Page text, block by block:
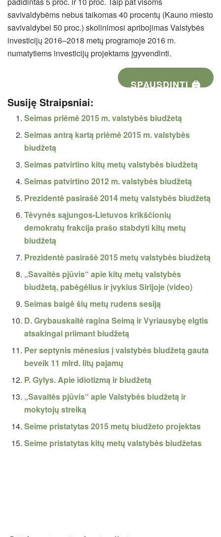
savivaldybėms nebus taikomas 40 procentų (Kauno miesto
savivaldybei 50 proc.) skolinimosi apribojimas Valstybės
investicijų 2016–2018 metų programoje 2016 m.
numatytiems investicijų projektams įgyvendinti.
SPAUSDINTI 🖨
Susiję Straipsniai:
Seimas priėmė 2015 m. valstybės biudžetą
Seimas antrą kartą priėmė 2015 m. valstybės
biudžetą
Seimas patvirtino kitų metų valstybės biudžetą
Seimas patvirtino 2012 m. valstybės biudžetą
Prezidentė pasirašė 2014 metų valstybės biudžetą
Tėvynės sąjungos-Lietuvos krikščionių
demokratų frakcija prašo stabdyti kitų metų
biudžetą
Prezidentė pasirašė 2015 metų valstybės biudžetą
„Savaitės pjūvis“ apie kitų metų valstybės
biudžetą, pabėgėlius ir įvykius Sirijoje (video)
Seimas baigė šių metų rudens sesiją
D. Grybauskaitė ragina Seimą ir Vyriausybę elgtis
atsakingai priimant biudžetą
Per septynis mėnesius į valstybės biudžetą gauta
beveik 11 mlrd. litų pajamų
P. Gylys. Apie idiotizmą ir biudžetą
„Savaitės pjūvis“ apie Valstybės biudžetą ir
mokytojų streiką
Seime pristatytas 2015 metų biudžeto projektas
Seime pristatytas kitų metų valstybės biudžetas